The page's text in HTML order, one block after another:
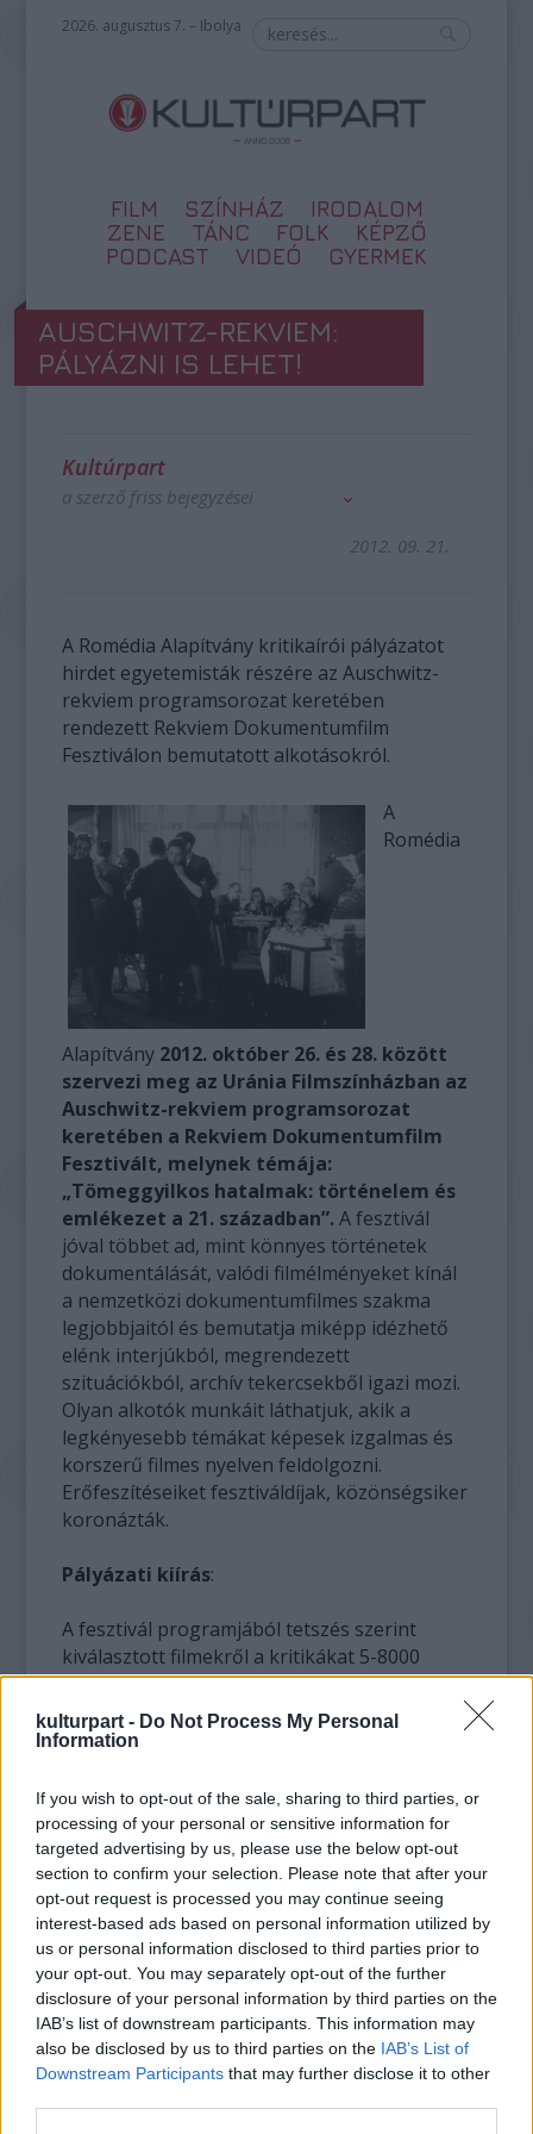
kulturpart - Do Not Process My Personal
Information
If you wish to opt-out of the sale, sharing to third parties, or
processing of your personal or sensitive information for
targeted advertising by us, please use the below opt-out
section to confirm your selection. Please note that after your
opt-out request is processed you may continue seeing
interest-based ads based on personal information utilized by
us or personal information disclosed to third parties prior to
your opt-out. You may separately opt-out of the further
disclosure of your personal information by third parties on the
IAB’s list of downstream participants. This information may
also be disclosed by us to third parties on the IAB’s List of
Downstream Participants that may further disclose it to other
2026. augusztus 7. – Ibolya
FILM SZÍNHÁZ
IRODALOM
ZENE
TÁNC FOLK
KÉPZŐ
PODCAST
VIDEÓ GYERMEK
AUSCHWITZ-REKVIEM:
PÁLYÁZNI IS LEHET!
Kultúrpart
a szerző friss bejegyzései
2012. 09. 21.
A Romédia Alapítvány kritikaírói pályázatot
hirdet egyetemisták részére az Auschwitz-
rekviem programsorozat keretében
rendezett Rekviem Dokumentumfilm
Fesztiválon bemutatott alkotásokról.
A
Romédia
Alapítvány 2012. október 26. és 28. között
szervezi meg az Uránia Filmszínházban az
Auschwitz-rekviem programsorozat
keretében a Rekviem Dokumentumfilm
Fesztivált, melynek témája:
„Tömeggyilkos hatalmak: történelem és
emlékezet a 21. században”.A fesztivál
jóval többet ad, mint könnyes történetek
dokumentálását, valódi filmélményeket kínál
a nemzetközi dokumentumfilmes szakma
legjobbjaitól és bemutatja miképp idézhető
elénk interjúkból, megrendezett
szituációkból, archív tekercsekből igazi mozi.
Olyan alkotók munkáit láthatjuk, akik a
legkényesebb témákat képesek izgalmas és
korszerű filmes nyelven feldolgozni.
Erőfeszítéseiket fesztiváldíjak, közönségsiker
koronázták.
Pályázati kiírás:
A fesztivál programjából tetszés szerint
kiválasztott filmekről a kritikákat 5-8000
karakter terjedelemben, a kitöltött pályázati
adatlappal a következő e-mail címre várják a
szervezők:
requieminhungary@gmail.com
2012. október 18.
A pályázat célja nemcsak a fesztivál filmjeinek
szélesebb körben való megismertetése,
hanem az írások segítségével felhívni a
figyelmet a dokumentumfilmekben rejlő
értékekre. A pályaművek elkészítésével a
szervezők arra szeretnék ösztönözni a
szerzőket és az olvasókat, hogy a bemutatott
filmeken keresztül tanuljanak értelmezni
történelmi traumákat, társadalmi